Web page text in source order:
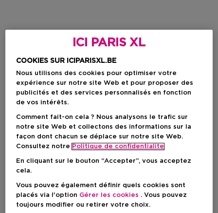
ICI PARIS XL
COOKIES SUR ICIPARISXL.BE
Nous utilisons des cookies pour optimiser votre
expérience sur notre site Web et pour proposer des
publicités et des services personnalisés en fonction
de vos intérêts.
Comment fait-on cela ? Nous analysons le trafic sur
notre site Web et collectons des informations sur la
façon dont chacun se déplace sur notre site Web.
Consultez notre Politique de confidentialite
En cliquant sur le bouton “Accepter”, vous acceptez
cela.
Vous pouvez également définir quels cookies sont
placés via l'option Gérer les cookies . Vous pouvez
toujours modifier ou retirer votre choix.